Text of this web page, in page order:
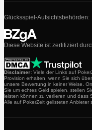
Glücksspiel-Aufsichtsbehörden:
Diese Website ist zertifiziert
Disclaimer: Viele der Links auf
Provision erhalten, wenn Sie sich
unsere Bewertung in keiner Weise.
Sie um echtes Geld spielen, stellen
leisten können zu verlieren und dass
Alle auf PokerZeit gelisteten Anbieter